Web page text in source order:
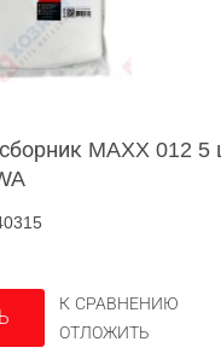
MAXX 012 5
К СРАВНЕНИЮ
ОТЛОЖИТЬ